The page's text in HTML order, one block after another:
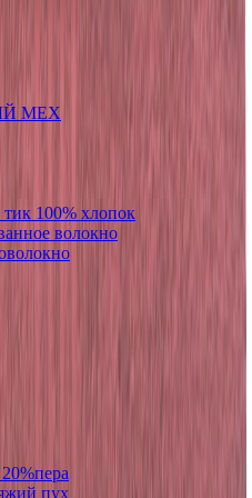
МЕХ
100% хлопок
волокно
пух